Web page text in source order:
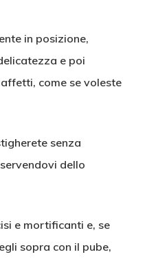
in posizione,
e poi
come se voleste
senza
dello
e mortificanti e, se
sopra con il pube,